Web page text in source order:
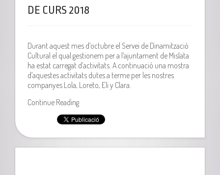
DE CURS 2018
Durant aquest mes d’octubre el Servei de Dinamització
Cultural el qual gestionem per a l’ajuntament de Mislata
ha estat carregat d’activitats. A continuació una mostra
d’aquestes activitats dutes a terme per les nostres
companyes Lola, Loreto, Eli y Clara.
Continue Reading